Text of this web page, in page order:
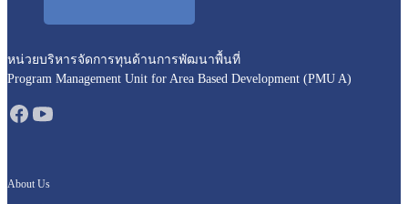
หน่วยบริหารจัดการทุนด้านการพัฒนาพื้นที่
Program Management Unit for Area Based Development (PMU A)
About Us